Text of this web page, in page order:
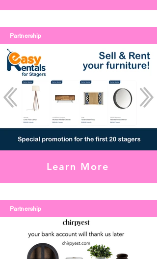
Partnership
Learn More
Partnership